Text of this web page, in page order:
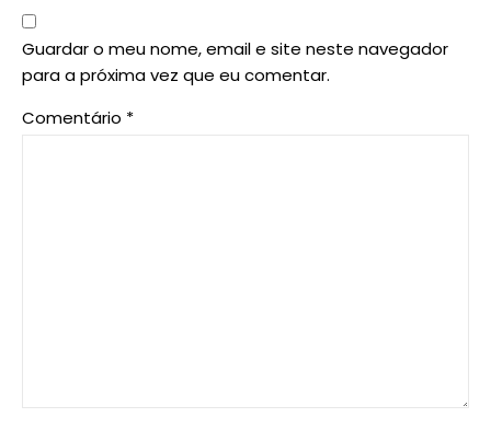
Guardar o meu nome, email e site neste navegador
para a próxima vez que eu comentar.
Comentário *